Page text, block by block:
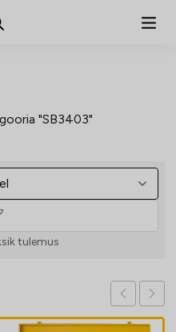
"SB3403"
tulemus